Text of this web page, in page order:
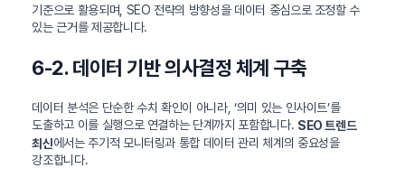
기준으로 활용되며, SEO 전략의 방향성을 데이터 중심으로 조정할 수
있는 근거를 제공합니다.
6-2. 데이터 기반 의사결정 체계 구축
데이터 분석은 단순한 수치 확인이 아니라, ‘의미 있는 인사이트’를
도출하고 이를 실행으로 연결하는 단계까지 포함합니다. SEO 트렌드
최신에서는 주기적 모니터링과 통합 데이터 관리 체계의 중요성을
강조합니다.